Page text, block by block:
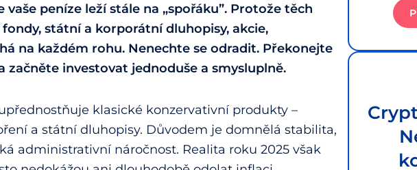
peníze leží stále na „spořáku”. Protože těch
státní a korporátní dluhopisy, akcie,
na každém rohu. Nenechte se odradit. Překonejte
začněte investovat jednoduše a smysluplně.
klasické konzervativní produkty –
a státní dluhopisy. Důvodem je domnělá stabilita,
administrativní náročnost. Realita roku 2025 však